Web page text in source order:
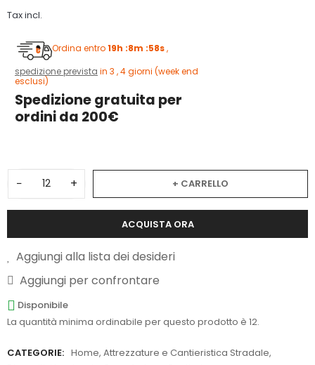
Tax incl.
Ordina entro19h :8m :58s,
spedizione prevista in 3 , 4 giorni (week end
esclusi)
Spedizione gratuita per
ordini da 200€
− + + CARRELLO
ACQUISTA ORA
Aggiungi alla lista dei desideri
Aggiungi per confrontare
Disponibile
La quantità minima ordinabile per questo prodotto è 12.
CATEGORIE: Home, Attrezzature e Cantieristica Stradale,